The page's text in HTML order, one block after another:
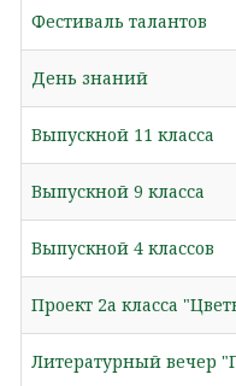
Фестиваль талантов
День знаний
Выпускной 11 класса
Выпускной 9 класса
Выпускной 4 классов
Проект 2а класса
Литературный вечер